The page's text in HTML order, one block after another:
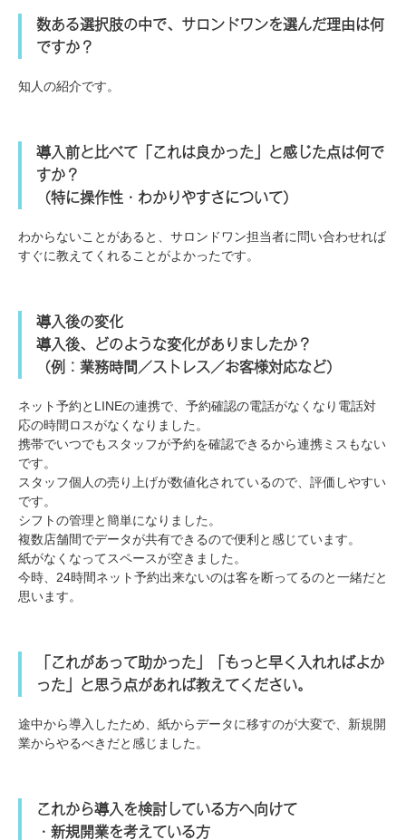
数ある選択肢の中で、サロンドワンを選んだ理由は何
ですか？
知人の紹介です。
導入前と比べて「これは良かった」と感じた点は何で
すか？
（特に操作性・わかりやすさについて）
わからないことがあると、サロンドワン担当者に問い合わせれば
すぐに教えてくれることがよかったです。
導入後の変化
導入後、どのような変化がありましたか？
（例：業務時間／ストレス／お客様対応など）
ネット予約とLINEの連携で、予約確認の電話がなくなり電話対
応の時間ロスがなくなりました。
携帯でいつでもスタッフが予約を確認できるから連携ミスもない
です。
スタッフ個人の売り上げが数値化されているので、評価しやすい
です。
シフトの管理と簡単になりました。
複数店舗間でデータが共有できるので便利と感じています。
紙がなくなってスペースが空きました。
今時、24時間ネット予約出来ないのは客を断ってるのと一緒だと
思います。
「これがあって助かった」「もっと早く入れればよか
った」と思う点があれば教えてください。
途中から導入したため、紙からデータに移すのが大変で、新規開
業からやるべきだと感じました。
これから導入を検討している方へ向けて
・新規開業を考えている方